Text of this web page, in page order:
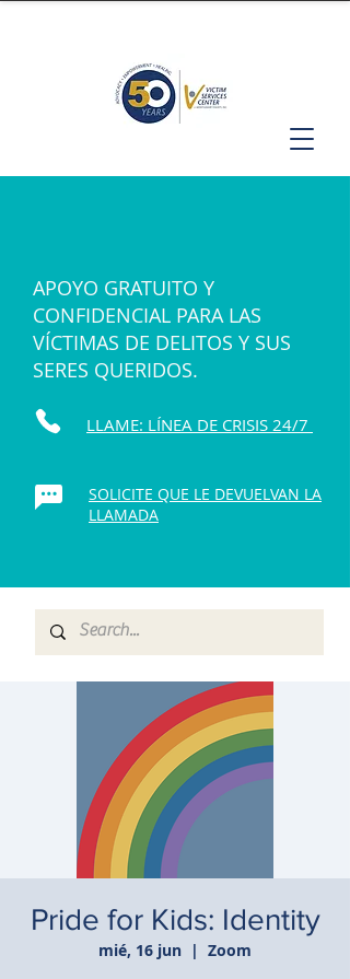
APOYO GRATUITO Y
CONFIDENCIAL PARA LAS
VÍCTIMAS DE DELITOS Y SUS
SERES QUERIDOS.
LLAME: LÍNEA DE CRISIS 24/7
SOLICITE QUE LE DEVUELVAN LA
LLAMADA
Pride for Kids: Identity
mié, 16 jun
  |
Zoom